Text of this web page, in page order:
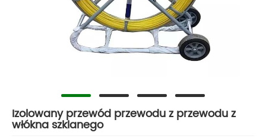
Izolowany przewód przewodu z przewodu z
włókna szklanego